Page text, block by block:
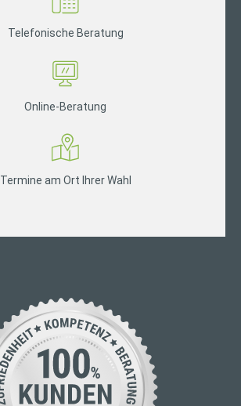
Telefonische Beratung
Online-Beratung
Termine am Ort Ihrer Wahl